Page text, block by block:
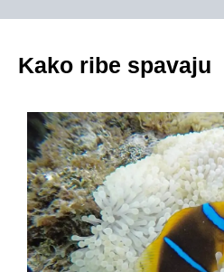
Kako ribe spavaju